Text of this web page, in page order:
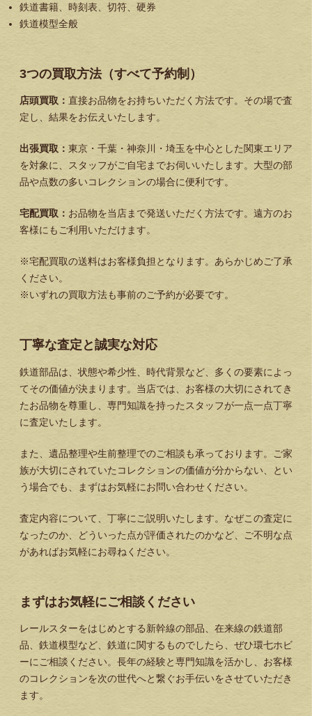
鉄道書籍、時刻表、切符、硬券
鉄道模型全般
3つの買取方法（すべて予約制）
店頭買取： 直接お品物をお持ちいただく方法です。その場で査
定し、結果をお伝えいたします。
出張買取： 東京・千葉・神奈川・埼玉を中心とした関東エリア
を対象に、スタッフがご自宅までお伺いいたします。大型の部
品や点数の多いコレクションの場合に便利です。
宅配買取： お品物を当店まで発送いただく方法です。遠方のお
客様にもご利用いただけます。
※宅配買取の送料はお客様負担となります。あらかじめご了承
ください。
※いずれの買取方法も事前のご予約が必要です。
丁寧な査定と誠実な対応
鉄道部品は、状態や希少性、時代背景など、多くの要素によっ
てその価値が決まります。当店では、お客様の大切にされてき
たお品物を尊重し、専門知識を持ったスタッフが一点一点丁寧
に査定いたします。
また、遺品整理や生前整理でのご相談も承っております。ご家
族が大切にされていたコレクションの価値が分からない、とい
う場合でも、まずはお気軽にお問い合わせください。
査定内容について、丁寧にご説明いたします。なぜこの査定に
なったのか、どういった点が評価されたのかなど、ご不明な点
があればお気軽にお尋ねください。
まずはお気軽にご相談ください
レールスターをはじめとする新幹線の部品、在来線の鉄道部
品、鉄道模型など、鉄道に関するものでしたら、ぜひ環七ホビ
ーにご相談ください。長年の経験と専門知識を活かし、お客様
のコレクションを次の世代へと繋ぐお手伝いをさせていただき
ます。